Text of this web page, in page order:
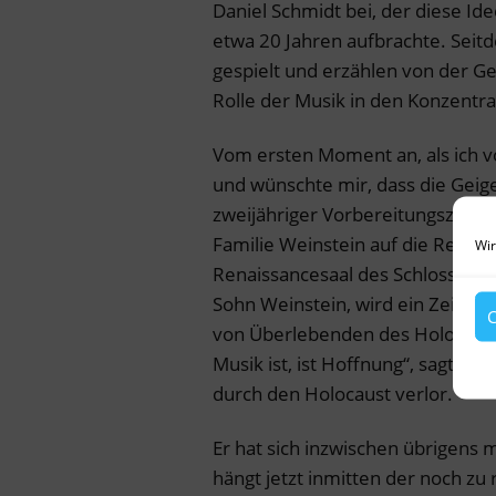
Daniel Schmidt bei, der diese
etwa 20 Jahren aufbrachte.
gespielt und erzählen von der
Rolle der Musik in den
Vom ersten Moment an, als ich
und wünschte mir, dass die
zweijähriger Vorbereitungszeit
Familie Weinstein auf die Reise
Renaissancesaal des Schlosses
Sohn Weinstein, wird ein
von Überlebenden des
Musik ist, ist Hoffnung“, sagt
durch den Holocaust verlor.
Er hat sich inzwischen übrigens
hängt jetzt inmitten der noch